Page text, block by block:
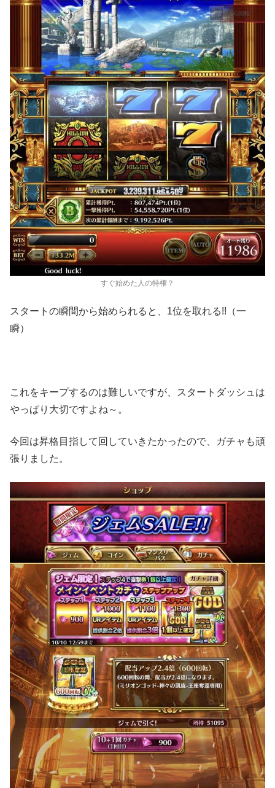
すぐ始めた人の特権？
スタートの瞬間から始められると、1位を取れる!!（一
瞬）
これをキープするのは難しいですが、スタートダッシュは
やっぱり大切ですよね～。
今回は昇格目指して回していきたかったので、ガチャも頑
張りました。